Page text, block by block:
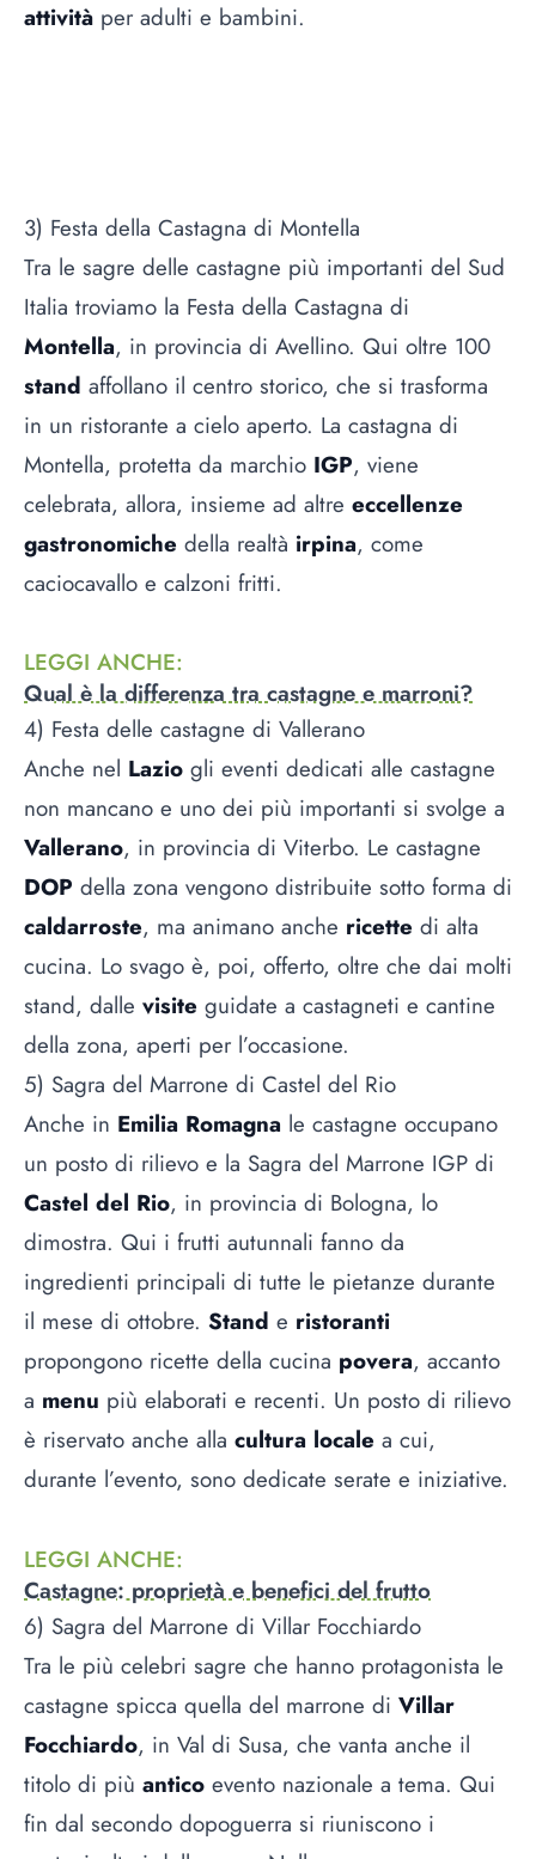
attività per adulti e bambini.
3) Festa della Castagna di Montella
Tra le sagre delle castagne più importanti del Sud
Italia troviamo la Festa della Castagna di
Montella, in provincia di Avellino. Qui oltre 100
stand affollano il centro storico, che si trasforma
in un ristorante a cielo aperto. La castagna di
Montella, protetta da marchio IGP, viene
celebrata, allora, insieme ad altre eccellenze
gastronomiche della realtà irpina, come
caciocavallo e calzoni fritti.
LEGGI ANCHE:
Qual è la differenza tra castagne e marroni?
4) Festa delle castagne di Vallerano
Anche nel Lazio gli eventi dedicati alle castagne
non mancano e uno dei più importanti si svolge a
Vallerano, in provincia di Viterbo. Le castagne
DOP della zona vengono distribuite sotto forma di
caldarroste, ma animano anche ricette di alta
cucina. Lo svago è, poi, offerto, oltre che dai molti
stand, dalle visite guidate a castagneti e cantine
della zona, aperti per l’occasione.
5) Sagra del Marrone di Castel del Rio
Anche in Emilia Romagna le castagne occupano
un posto di rilievo e la Sagra del Marrone IGP di
Castel del Rio, in provincia di Bologna, lo
dimostra. Qui i frutti autunnali fanno da
ingredienti principali di tutte le pietanze durante
il mese di ottobre. Stand e ristoranti
propongono ricette della cucina povera, accanto
a menu più elaborati e recenti. Un posto di rilievo
è riservato anche alla cultura locale a cui,
durante l’evento, sono dedicate serate e iniziative.
LEGGI ANCHE:
Castagne: proprietà e benefici del frutto
6) Sagra del Marrone di Villar Focchiardo
Tra le più celebri sagre che hanno protagonista le
castagne spicca quella del marrone di Villar
Focchiardo, in Val di Susa, che vanta anche il
titolo di più antico evento nazionale a tema. Qui
fin dal secondo dopoguerra si riuniscono i